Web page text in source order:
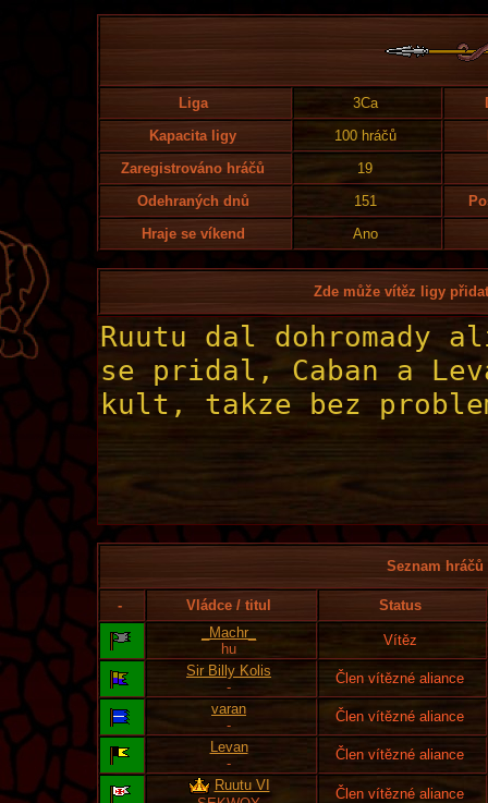
Liga 3Ca
Kapacita ligy
100 hráčů
Zaregistrováno hráčů
19
Odehraných dnů
151
Hraje se víkend
Ano
Zde může vítěz ligy
Seznam
- Vládce / titul
Status
_Machr_
hu
Vítěz
Sir Billy Kolis
-
Člen vítězné aliance
varan
-
Člen vítězné aliance
Levan
-
Člen vítězné aliance
Ruutu VI
Člen vítězné aliance